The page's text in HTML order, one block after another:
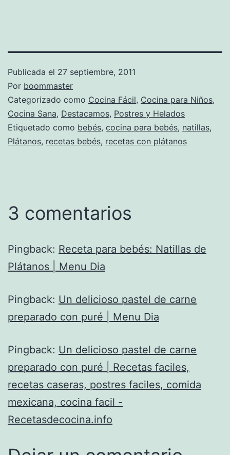
Publicada el 27 septiembre, 2011
Por boommaster
Categorizado como Cocina Fácil, Cocina para Niños,
Cocina Sana, Destacamos, Postres y Helados
Etiquetado como bebés, cocina para bebés, natillas,
Plátanos, recetas bebés, recetas con plátanos
3 comentarios
Pingback: Receta para bebés: Natillas de
Plátanos | Menu Dia
Pingback: Un delicioso pastel de carne
preparado con puré | Menu Dia
Pingback: Un delicioso pastel de carne
preparado con puré | Recetas faciles,
recetas caseras, postres faciles, comida
mexicana, cocina facil -
Recetasdecocina.info